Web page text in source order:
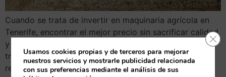
Cuando se trata de invertir en maquinaria agrícola en
Tenerife, encontrar el mejor precio sin sacrificar calidad
y servicio es fundamental. Ya sea que necesites un
tractor John Deere, una cosechadora eficiente o
repuestos específicos, elegir el proveedor adecuado
Usamos cookies propias y de terceros para mejorar
nuestros servicios y mostrarle publicidad relacionada
con sus preferencias mediante el análisis de sus